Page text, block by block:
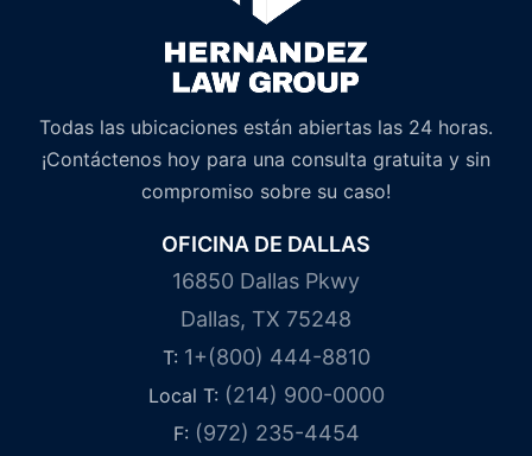
Todas las ubicaciones están abiertas las 24 horas.
¡Contáctenos hoy para una consulta gratuita y sin
compromiso sobre su caso!
OFICINA DE DALLAS
16850 Dallas Pkwy
Dallas, TX 75248
T: 1+(800) 444-8810
Local T: (214) 900-0000
F: (972) 235-4454